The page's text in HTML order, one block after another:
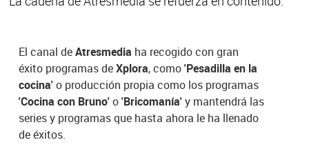
El canal deAtresmedia ha recogido con gran
éxito programas deXplora, como'Pesadilla en la
cocina'o producción propia como los programas
'Cocina con Bruno'o'Bricomanía'y mantendrá las
series y programas que hasta ahora le ha llenado
de éxitos.